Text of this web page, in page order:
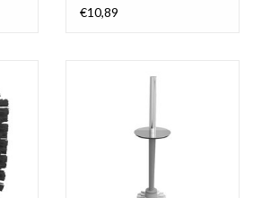
mitigeurs de lavabo
€10,89